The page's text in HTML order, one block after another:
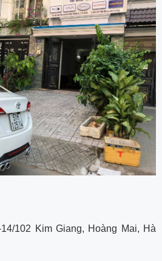
102 Kim Giang, Hoàng Mai, Hà